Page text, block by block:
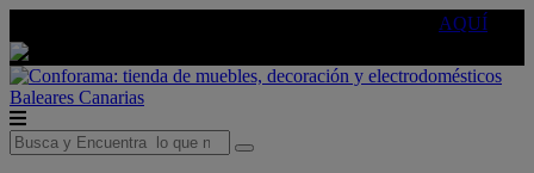
AQUÍ
Baleares Canarias